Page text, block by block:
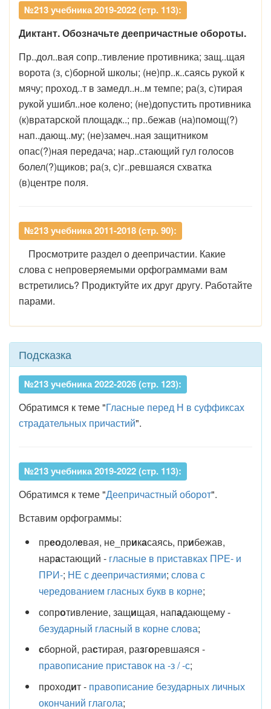
№213 учебника 2019-2022 (стр. 113):
Диктант. Обозначьте деепричастные обороты.
Пр..дол..вая сопр..тивление противника; защ..щая
ворота (з, с)борной школы; (не)пр..к..саясь рукой к
мячу; проход..т в замедл..н..м темпе; ра(з, с)тирая
рукой ушибл..ное колено; (не)допустить противника
(к)вратарской площадк..; пр..бежав (на)помощ(?)
нап..дающ..му; (не)замеч..ная защитником
опас(?)ная передача; нар..стающий гул голосов
болел(?)щиков; ра(з, с)г..ревшаяся схватка
(в)центре поля.
№213 учебника 2011-2018 (стр. 90):
Просмотрите раздел о деепричастии. Какие
слова с непроверяемыми орфограммами вам
встретились? Продиктуйте их друг другу. Работайте
парами.
Подсказка
№213 учебника 2022-2026 (стр. 123):
Обратимся к теме "Гласные перед Н в суффиксах
страдательных причастий".
№213 учебника 2019-2022 (стр. 113):
Обратимся к теме "Деепричастный оборот".
Вставим орфограммы:
преодолевая, не_прикасаясь, прибежав,
нарастающий - гласные в приставках ПРЕ- и
ПРИ-; НЕ с деепричастиями; слова с
чередованием гласных букв в корне;
сопротивление, защищая, нападающему -
безударный гласный в корне слова;
сборной, растирая, разгоревшаяся -
правописание приставок на -з / -с;
проходит - правописание безударных личных
окончаний глагола;